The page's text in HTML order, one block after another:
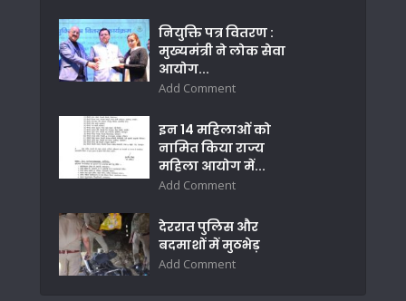
नियुक्ति पत्र वितरण :
मुख्यमंत्री ने लोक सेवा
आयोग...
Add Comment
इन 14 महिलाओं को
नामित किया राज्य
महिला आयोग में...
Add Comment
देररात पुलिस और
बदमाशों में मुठभेड़
Add Comment